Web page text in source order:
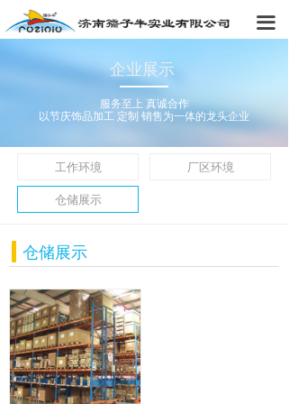
끀
首页
企业展示
人才中心
联系我们
服务至上 真诚合作
以节庆饰品加工 定制 销售为一体的龙头企业
企业展示
工作环境
厂区环境
仓储展示
仓储展示